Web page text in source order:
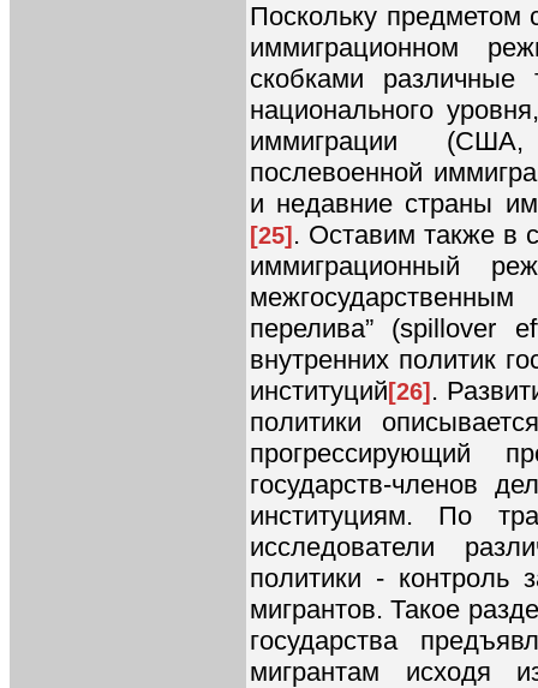
Поскольку предметом
иммиграционном
скобками различные
национального
иммиграции
послевоенной
и недавние страны
[25] . Оставим также в
иммиграционный
перелива” (spillover
внутренних политик
институций[26] .
политики
прогрессирующий
государств-членов
институциям. По
исследователи
политики - контроль
мигрантов. Такое
государства
мигрантам исходя